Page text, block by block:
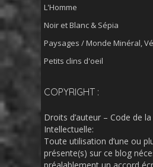
L'Homme
Noir et Blanc & Sépia
Paysages / Monde Minéral,
Petits clins d'oeil
COPYRIGHT :
Droits d’auteur – Code de
Intellectuelle:
Toute utilisation d’une ou
présente(s) sur ce blog